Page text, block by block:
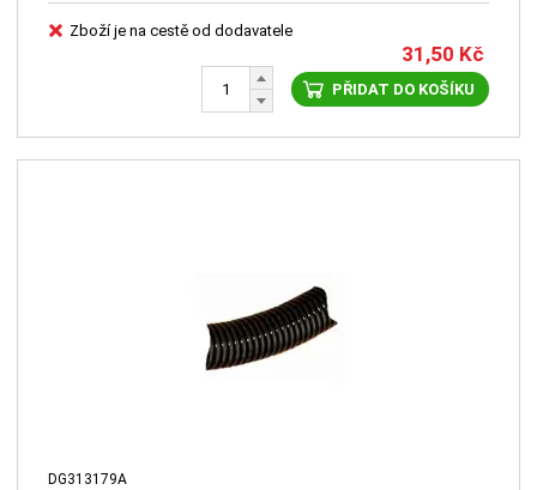
Zboží je na cestě od dodavatele
31,50 Kč
PŘIDAT DO KOŠÍKU
DG313179A